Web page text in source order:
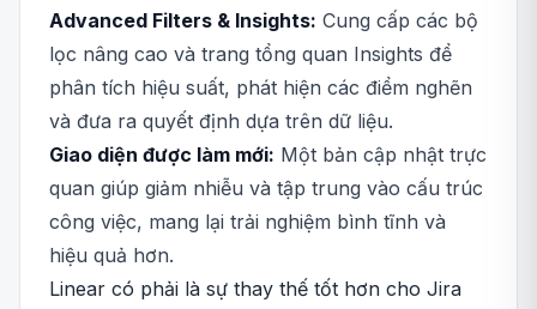
Advanced Filters & Insights: Cung cấp các bộ
lọc nâng cao và trang tổng quan Insights để
phân tích hiệu suất, phát hiện các điểm nghẽn
và đưa ra quyết định dựa trên dữ liệu.
Giao diện được làm mới: Một bản cập nhật trực
quan giúp giảm nhiễu và tập trung vào cấu trúc
công việc, mang lại trải nghiệm bình tĩnh và
hiệu quả hơn.
Linear có phải là sự thay thế tốt hơn cho Jira